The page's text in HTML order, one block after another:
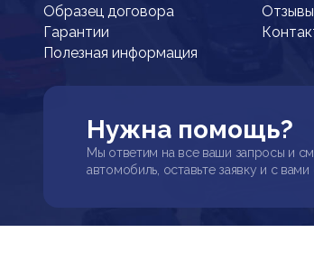
Образец договора
Гарантии
Полезная информация
Отзывы
Нужна помощь?
Мы ответим на все ваши запросы и
автомобиль, оставьте заявку и с